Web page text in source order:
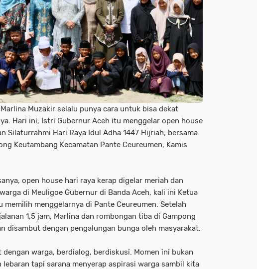
Muzakir selalu punya cara untuk bisa dekat
Hari ini, Istri Gubernur Aceh itu menggelar open house
Silaturrahmi Hari Raya Idul Adha 1447 Hijriah, bersama
Keutambang Kecamatan Pante Ceureumen, Kamis
open house hari raya kerap digelar meriah dan
di Meuligoe Gubernur di Banda Aceh, kali ini Ketua
memilih menggelarnya di Pante Ceureumen. Setelah
1,5 jam, Marlina dan rombongan tiba di Gampong
disambut dengan pengalungan bunga oleh masyarakat.
dengan warga, berdialog, berdiskusi. Momen ini bukan
lebaran tapi sarana menyerap aspirasi warga sambil kita